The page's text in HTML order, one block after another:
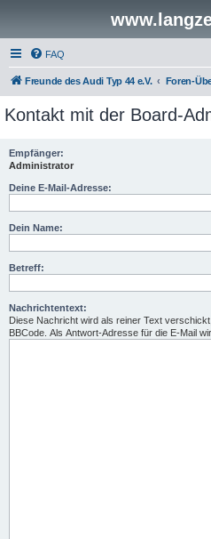
FAQ
Freunde des Audi Typ 44 e.V. Foren-
Kontakt mit der Board-
Empfänger:
Administrator
Deine E-Mail-Adresse:
Dein Name:
Betreff:
Nachrichtentext:
Diese Nachricht wird als reiner Text
BBCode. Als Antwort-Adresse für die E-Mail